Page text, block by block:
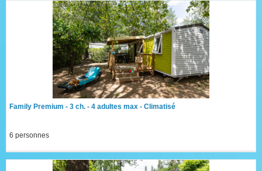
Family Premium - 3 ch. - 4 adultes max - Climatisé
6 personnes